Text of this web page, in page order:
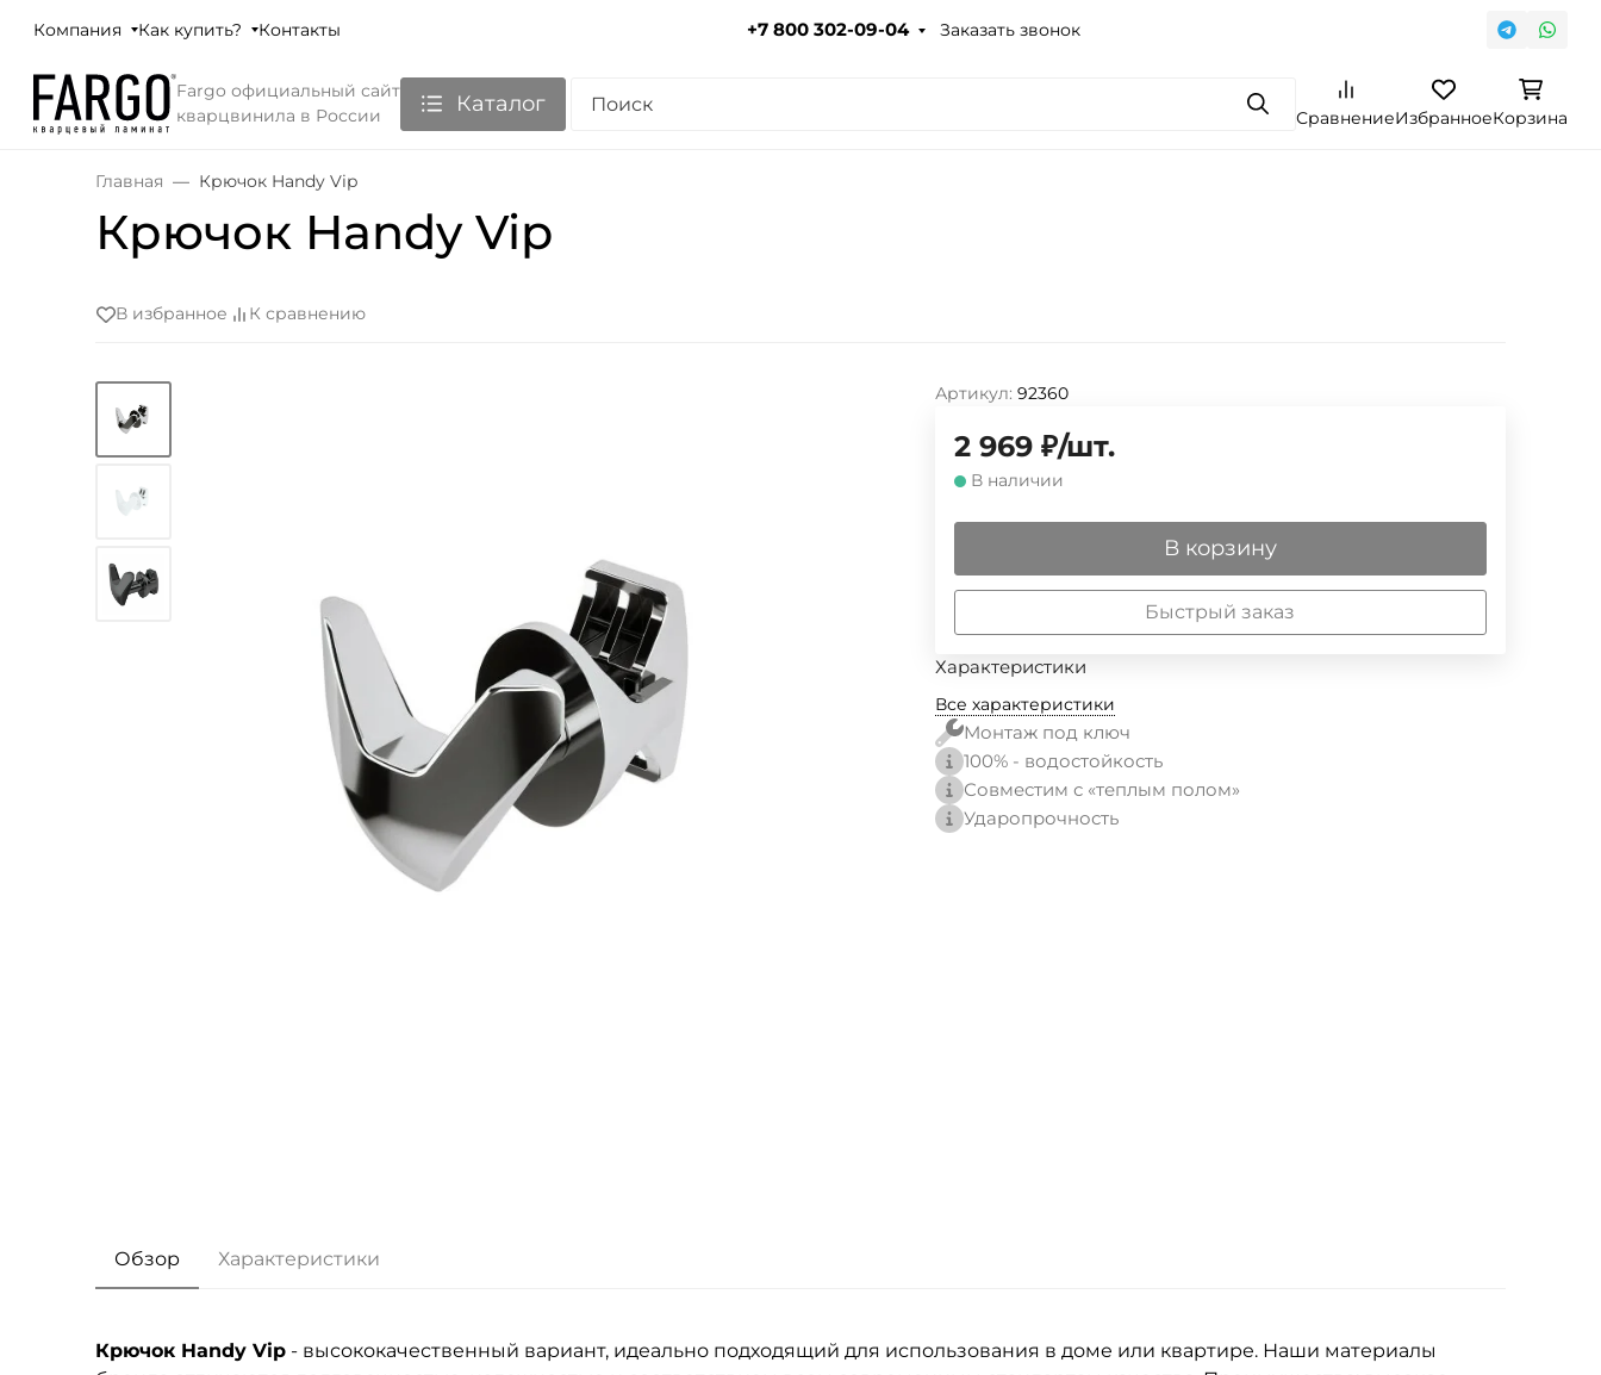
Компания Как купить? Контакты +7 800 302-09-04 Заказать звонок
Fargo официальный сайт
кварцвинила в России
Каталог ПоискСравнениеИзбранноеКорзина
Главная Крючок Handy Vip
Крючок Handy Vip
В избранное К сравнению
Артикул: 92360
2 969 ₽/шт.
В наличии
В корзину
Быстрый заказ
Характеристики
Все характеристики
Монтаж под ключ
100% - водостойкость
Совместим с «теплым полом»
Ударопрочность
Обзор Характеристики
Крючок Handy Vip - высококачественный вариант, идеально подходящий для использования в доме или квартире. Наши материалы